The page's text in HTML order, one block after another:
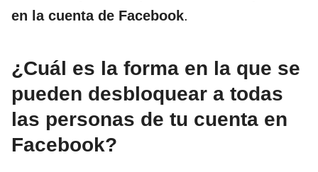
en la cuenta de Facebook.
¿Cuál es la forma en la que se
pueden desbloquear a todas
las personas de tu cuenta en
Facebook?